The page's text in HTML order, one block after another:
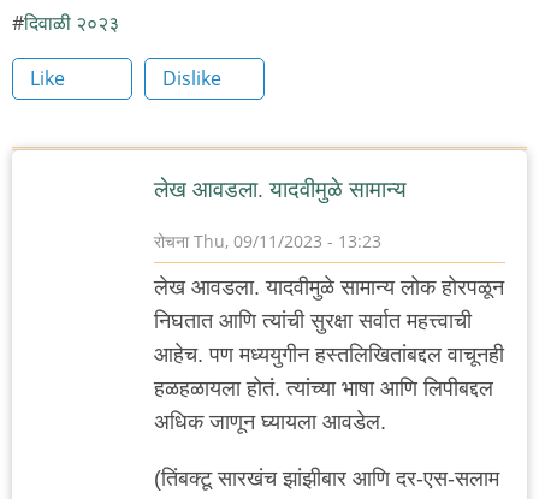
दिवाळी २०२३
Like Dislike
लेख आवडला. यादवीमुळे सामान्य
रोचना Thu, 09/11/2023 - 13:23
लेख आवडला. यादवीमुळे सामान्य लोक होरपळून
निघतात आणि त्यांची सुरक्षा सर्वात महत्त्वाची
आहेच. पण मध्ययुगीन हस्तलिखितांबद्दल वाचूनही
हळहळायला होतं. त्यांच्या भाषा आणि लिपीबद्दल
अधिक जाणून घ्यायला आवडेल.
(तिंबक्टू सारखंच झांझीबार आणि दर-एस-सलाम